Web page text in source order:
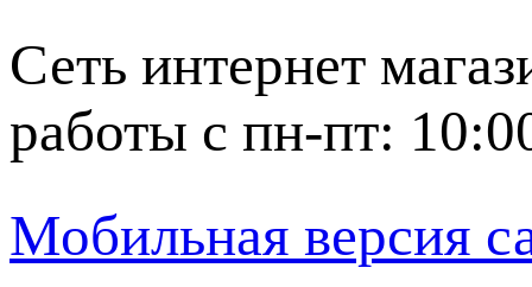
Сеть интернет
работы с пн-пт:
Мобильная версия